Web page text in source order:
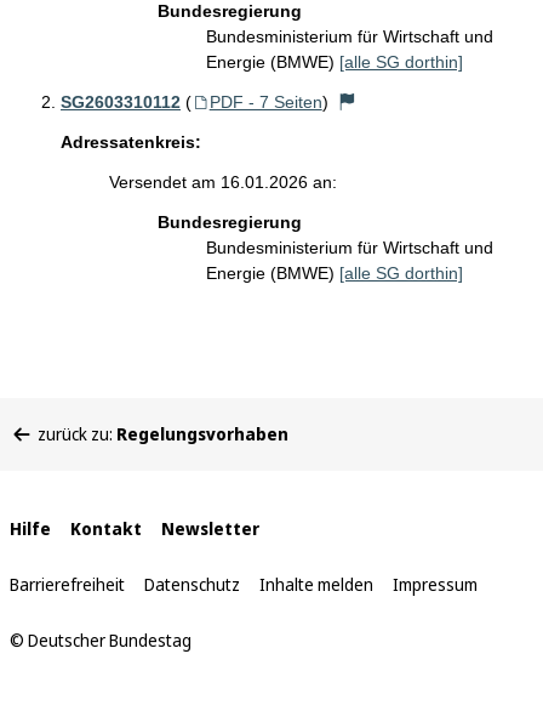
Bundesregierung
Bundesministerium für Wirtschaft und
Energie (BMWE) [alle SG dorthin]
SG2603310112 ( PDF - 7 Seiten)
Adressatenkreis:
Versendet am 16.01.2026 an:
Bundesregierung
Bundesministerium für Wirtschaft und
Energie (BMWE) [alle SG dorthin]
befinden
zurück zu: Regelungsvorhaben
Interne
Links
Hilfe Kontakt Newsletter
Barrierefreiheit Datenschutz Inhalte melden Impressum
© Deutscher Bundestag